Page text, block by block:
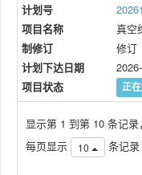
计划号
项目名称
真空
制修订
修订
计划下达日期
项目状态
正
显示第 1 到第 10 条记
每页显示
10 条记录